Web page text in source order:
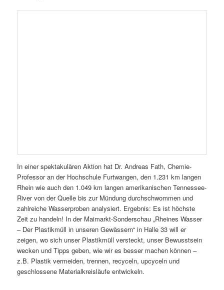
In einer spektakulären Aktion hat Dr. Andreas Fath, Chemie-
Professor an der Hochschule Furtwangen, den 1.231 km langen
Rhein wie auch den 1.049 km langen amerikanischen Tennessee-
River von der Quelle bis zur Mündung durchschwommen und
zahlreiche Wasserproben analysiert. Ergebnis: Es ist höchste
Zeit zu handeln! In der Maimarkt-Sonderschau „Rheines Wasser
– Der Plastikmüll in unseren Gewässern“ in Halle 33 will er
zeigen, wo sich unser Plastikmüll versteckt, unser Bewusstsein
wecken und Tipps geben, wie wir es besser machen können –
z.B. Plastik vermeiden, trennen, recyceln, upcyceln und
geschlossene Materialkreisläufe entwickeln.